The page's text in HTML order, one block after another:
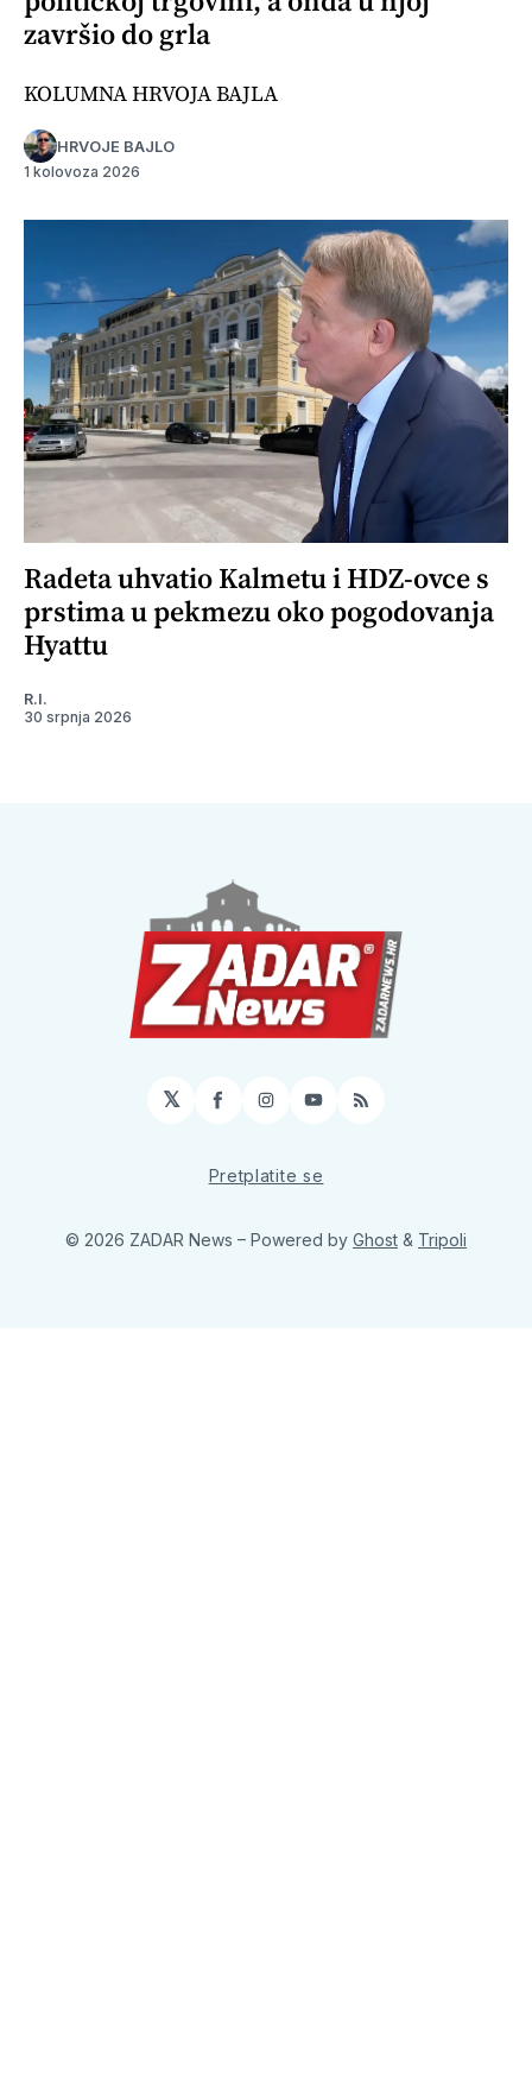
završio do grla
KOLUMNA HRVOJA BAJLA
HRVOJE BAJLO
1 kolovoza 2026
Radeta uhvatio Kalmetu i HDZ-ovce s
prstima u pekmezu oko pogodovanja
Hyattu
R.I.
30 srpnja 2026
𝕏 Facebook
Instagram
YouTube
RSS
Pretplatite se
© 2026 ZADAR News – Powered by Ghost & Tripoli